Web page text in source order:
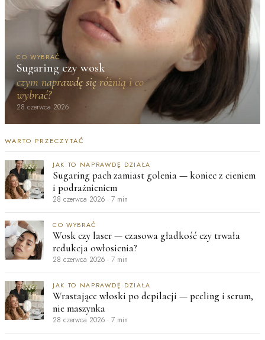
CO WYBRAĆ
Sugaring czy wosk
czym naprawdę się różnią i co
wybrać?
28 czerwca 2026
WARTO PRZECZYTAĆ
JAK TO NAPRAWDĘ DZIAŁA
Sugaring pach zamiast golenia — koniec z cieniem
i podrażnieniem
28 czerwca 2026 · 7 min
CO WYBRAĆ
Wosk czy laser — czasowa gładkość czy trwała
redukcja owłosienia?
28 czerwca 2026 · 7 min
JAK TO NAPRAWDĘ DZIAŁA
Wrastające włoski po depilacji — peeling i serum,
nie maszynka
28 czerwca 2026 · 7 min